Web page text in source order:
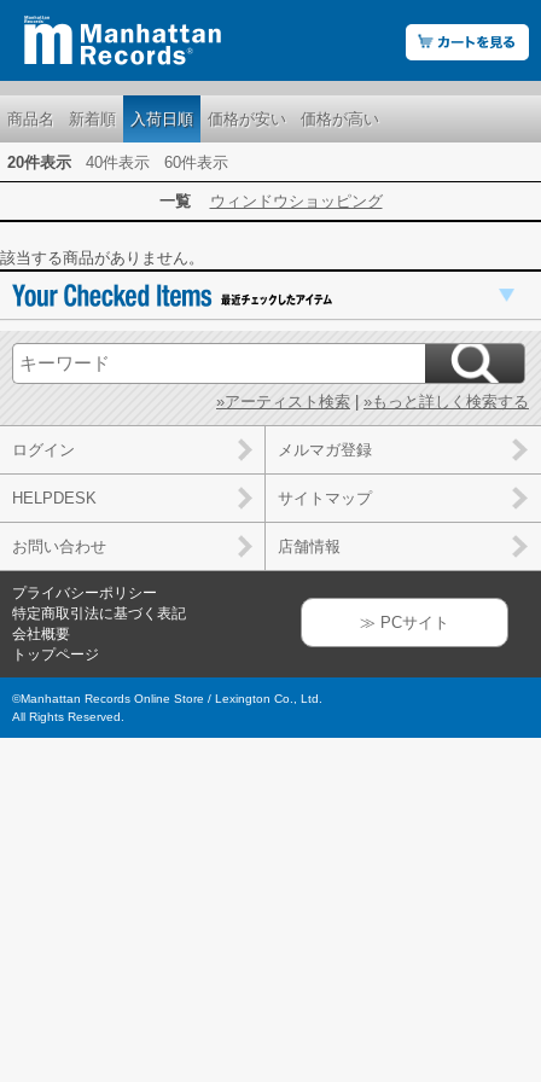
商品名 新着順 入荷日順 価格が安い 価格が高い
20件表示 40件表示 60件表示
一覧 ウィンドウショッピング
該当する商品がありません。
»アーティスト検索 | »もっと詳しく検索する
ログイン メルマガ登録
HELPDESK サイトマップ
お問い合わせ 店舗情報
プライバシーポリシー
特定商取引法に基づく表記
会社概要
トップページ
≫ PCサイト
©Manhattan Records Online Store / Lexington Co., Ltd.
All Rights Reserved.